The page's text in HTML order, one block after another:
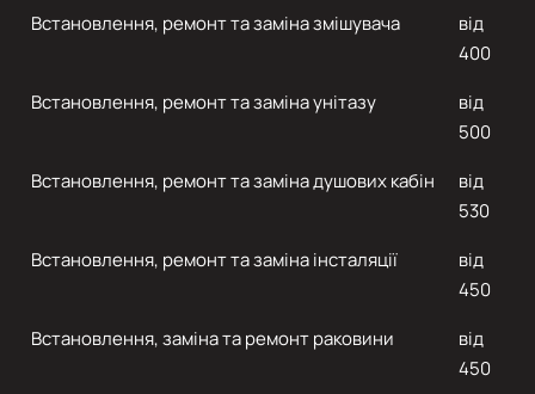
Встановлення, ремонт та заміна змішувача
від
400
Встановлення, ремонт та заміна унітазу
від
500
Встановлення, ремонт та заміна душових кабін
від
530
Встановлення, ремонт та заміна інсталяції
від
450
Встановлення, заміна та ремонт раковини
від
450